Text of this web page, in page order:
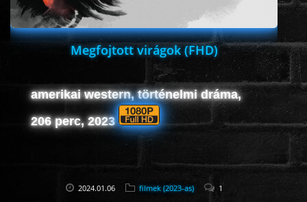
Megfojtott virágok (FHD)
amerikai western, történelmi dráma,
206 perc, 2023
2024.01.06 filmek (2023-as) 1